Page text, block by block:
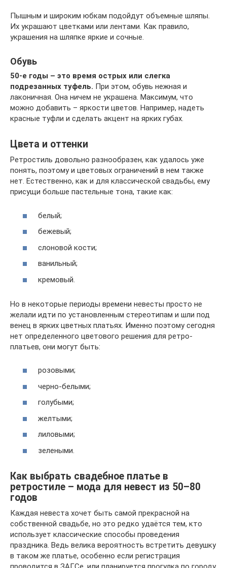
Пышным и широким юбкам подойдут объемные шляпы.
Их украшают цветками или лентами. Как правило,
украшения на шляпке яркие и сочные.
Обувь
50-е годы – это время острых или слегка
подрезанных туфель. При этом, обувь нежная и
лаконичная. Она ничем не украшена. Максимум, что
можно добавить – яркости цветов. Например, надеть
красные туфли и сделать акцент на ярких губах.
Цвета и оттенки
Ретростиль довольно разнообразен, как удалось уже
понять, поэтому и цветовых ограничений в нем также
нет. Естественно, как и для классической свадьбы, ему
присущи больше пастельные тона, такие как:
белый;
бежевый;
слоновой кости;
ванильный;
кремовый.
Но в некоторые периоды времени невесты просто не
желали идти по установленным стереотипам и шли под
венец в ярких цветных платьях. Именно поэтому сегодня
нет определенного цветового решения для ретро-
платьев, они могут быть:
розовыми;
черно-белыми;
голубыми;
желтыми;
лиловыми;
зелеными.
Как выбрать свадебное платье в
ретростиле – мода для невест из 50–80
годов
Каждая невеста хочет быть самой прекрасной на
собственной свадьбе, но это редко удаётся тем, кто
использует классические способы проведения
праздника. Ведь велика вероятность встретить девушку
в таком же платье, особенно если регистрация